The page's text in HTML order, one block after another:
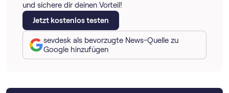
und sichere dir deinen Vorteil!
Jetzt kostenlos testen
sevdesk als bevorzugte News-Quelle zu
Google hinzufügen